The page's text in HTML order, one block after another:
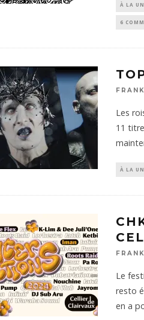
À LA
6
Les
11
À LA
Le
resto
en a